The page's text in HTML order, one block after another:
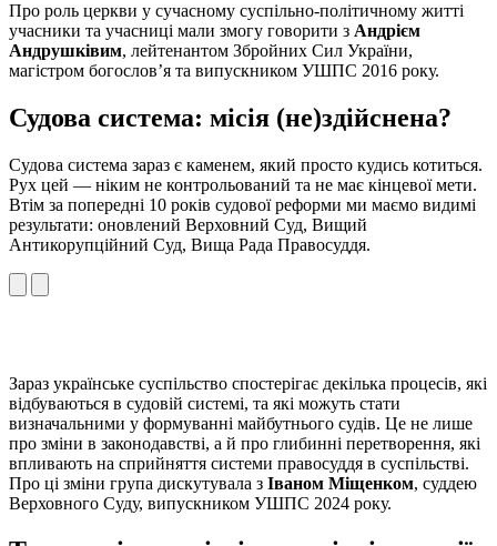
Про роль церкви у сучасному суспільно-політичному житті
учасники та учасниці мали змогу говорити з Андрієм
Андрушківим, лейтенантом Збройних Сил України,
магістром богословʼя та випускником УШПС 2016 року.
Судова система: місія (не)здійснена?
Судова система зараз є каменем, який просто кудись котиться.
Рух цей — ніким не контрольований та не має кінцевої мети.
Втім за попередні 10 років судової реформи ми маємо видимі
результати: оновлений Верховний Суд, Вищий
Антикорупційний Суд, Вища Рада Правосуддя.
Зараз українське суспільство спостерігає декілька процесів, які
відбуваються в судовій системі, та які можуть стати
визначальними у формуванні майбутнього судів. Це не лише
про зміни в законодавстві, а й про глибинні перетворення, які
впливають на сприйняття системи правосуддя в суспільстві.
Про ці зміни група дискутувала з Іваном Міщенком, суддею
Верховного Суду, випускником УШПС 2024 року.